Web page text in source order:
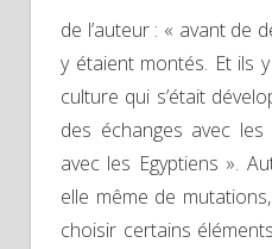
de l’auteur : « avant de
y étaient montés. Et ils
culture qui s’était
des échanges avec
avec les Egyptiens ».
elle même de
choisir certains